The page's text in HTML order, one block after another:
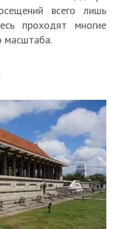
всего лишь
проходят многие
масштаба.